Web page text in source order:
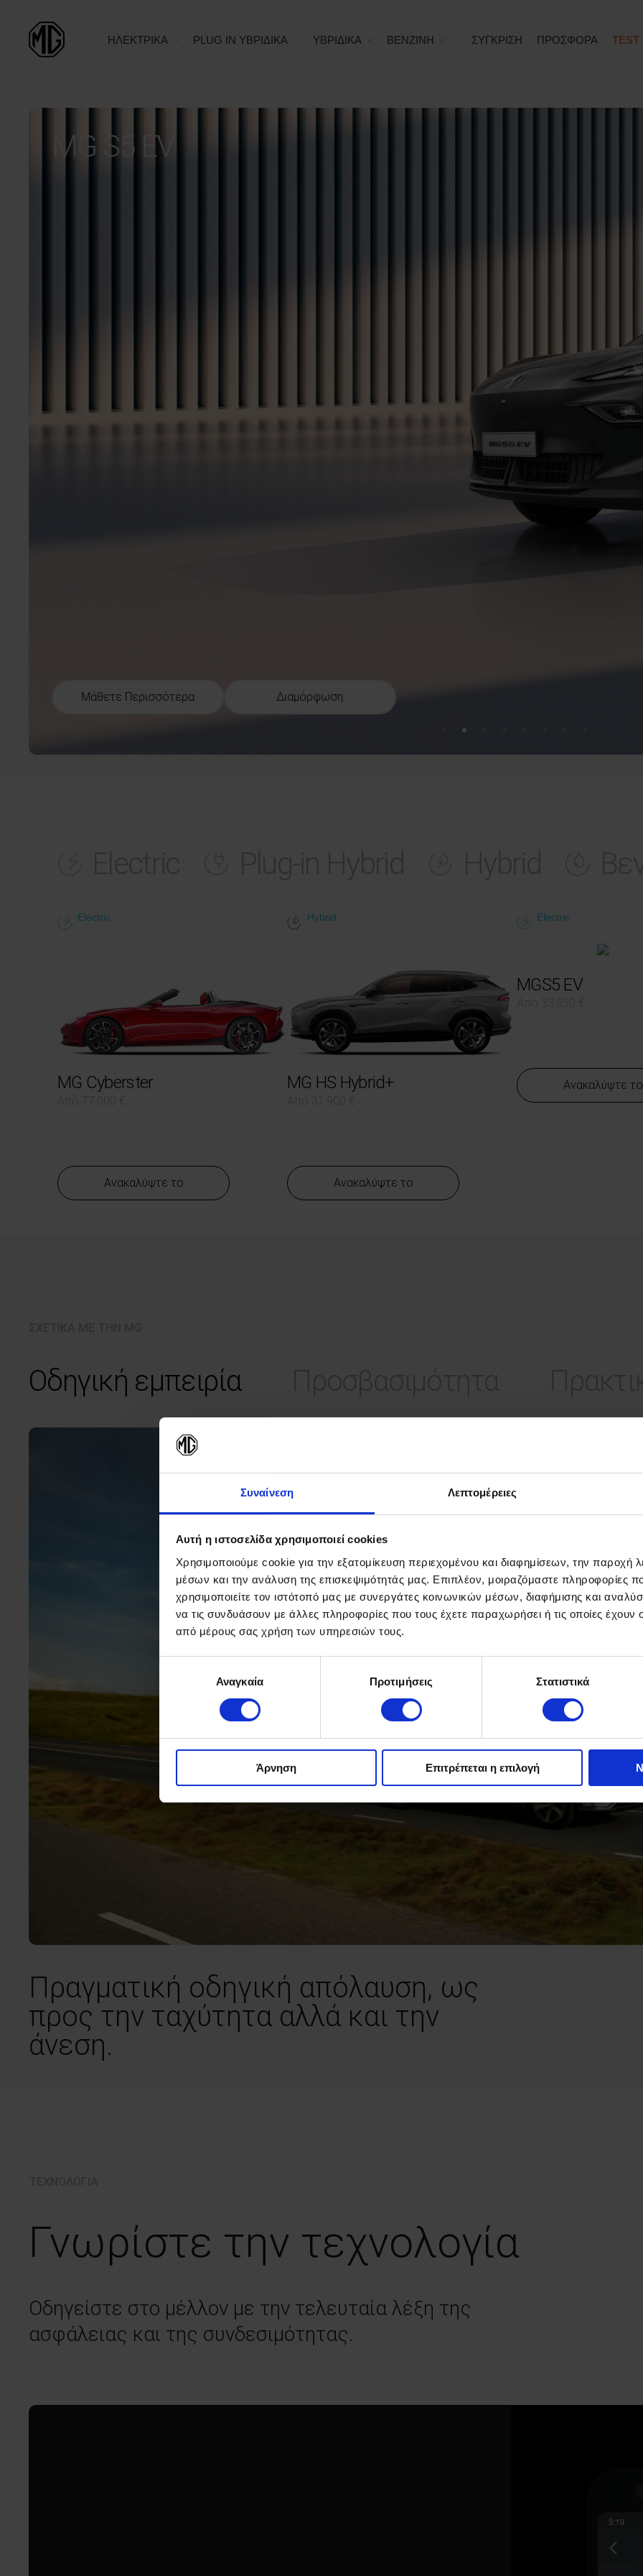
Συναίνεση Λεπτομέρειες
Αυτή η ιστοσελίδα χρησιμοποιεί cookies
Χρησιμοποιούμε cookie για την εξατομίκευση περιεχομένου και διαφημίσεων, την παροχή
μέσων και την ανάλυση της επισκεψιμότητάς μας. Επιπλέον, μοιραζόμαστε πληροφορίες
χρησιμοποιείτε τον ιστότοπό μας με συνεργάτες κοινωνικών μέσων, διαφήμισης και
να τις συνδυάσουν με άλλες πληροφορίες που τους έχετε παραχωρήσει ή τις οποίες έχουν
από μέρους σας χρήση των υπηρεσιών τους.
συγκατάθεσηςΑναγκαία Προτιμήσεις Στατιστικά
Άρνηση Επιτρέπεται η επιλογή
ΗΛΕΚΤΡΙΚΑ PLUG IN ΥΒΡΙΔΙΚΑ ΥΒΡΙΔΙΚΑ ΒΕΝΖΙΝΗ ΣΥΓΚΡΙΣΗ ΠΡΟΣΦΟΡΑ TEST
MG S5 EV
Μάθετε Περισσότερα Διαμόρφωση
Electric
MG Cyberster
Ανακαλύψτε το
Hybrid
MG HS Hybrid+
Ανακαλύψτε το
Electric
MGS5 EV
Ανακαλύψτε το
Οδηγική εμπειρία
Πραγματική οδηγική απόλαυση, ως
προς την ταχύτητα αλλά και την
άνεση.
Γνωρίστε την τεχνολογία
Οδηγείστε στο μέλλον με την τελευταία λέξη της
ασφάλειας και της συνδεσιμότητας.